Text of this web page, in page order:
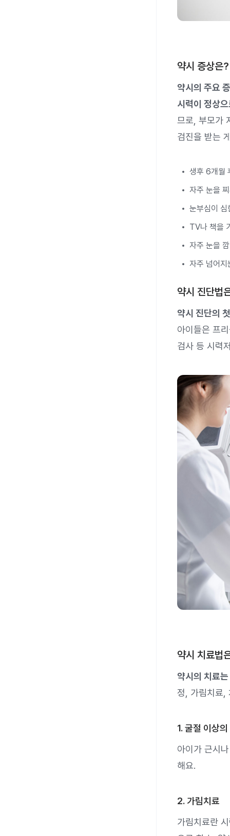
약시 증상은?
약시의 주요
시력이 정상
므로, 부모가
검진을 받는
생후 6개월
자주 눈을
눈부심이 심
TV나 책을
자주 눈을
자주 넘어지
약시 진단법
약시 진단의
아이들은 프
검사 등 시력
약시 치료법
약시의 치료
정, 가림치료,
1. 굴절 이상
아이가 근시
해요.
2. 가림치료
가림치료란